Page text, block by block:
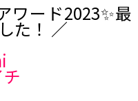
ワード2023✨最
た！ ／